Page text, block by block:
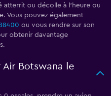
atterrit ou décolle à l'heure ou
Vous pouvez également
ou vous rendre sur son
obtenir davantage
Botswana le